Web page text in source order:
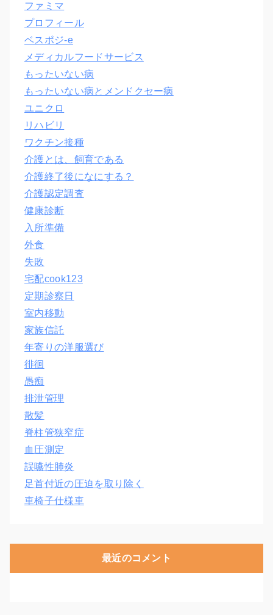
ファミマ
プロフィール
ベスポジ-e
メディカルフードサービス
もったいない病
もったいない病とメンドクセー病
ユニクロ
リハビリ
ワクチン接種
介護とは、飼育である
介護終了後になにする？
介護認定調査
健康診断
入所準備
外食
失敗
宅配cook123
定期診察日
室内移動
家族信託
年寄りの洋服選び
徘徊
愚痴
排泄管理
散髪
脊柱管狭窄症
血圧測定
誤嚥性肺炎
足首付近の圧迫を取り除く
車椅子仕様車
最近のコメント